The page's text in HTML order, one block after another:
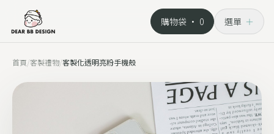
購物袋 · 0 選單 ＋
首頁/客製禮物/客製化透明亮粉手機殼